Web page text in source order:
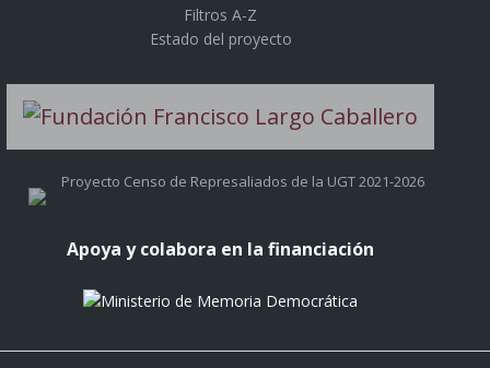
Filtros A-Z
Estado del proyecto
Proyecto Censo de Represaliados de la UGT 2021-2026
Apoya y colabora en la financiación